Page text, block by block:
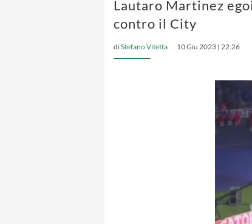
Lautaro Martinez
contro il City
diStefano Vitetta 10 Giu 2023 | 22:26